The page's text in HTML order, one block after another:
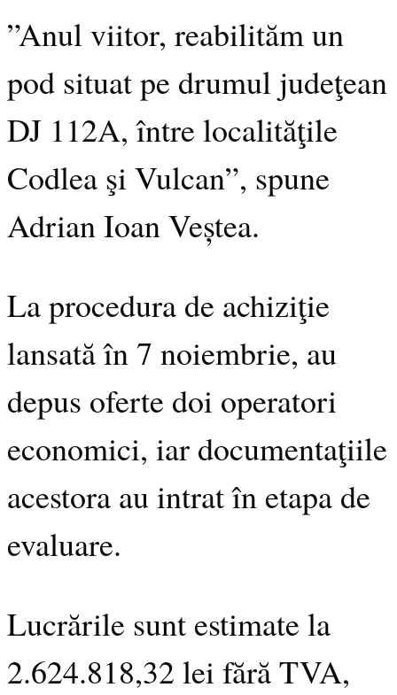
”Anul viitor, reabilităm un
pod situat pe drumul judeţean
DJ 112A, între localităţile
Codlea şi Vulcan”, spune
Adrian Ioan Veștea.
La procedura de achiziţie
lansată în 7 noiembrie, au
depus oferte doi operatori
economici, iar documentaţiile
acestora au intrat în etapa de
evaluare.
Lucrările sunt estimate la
2.624.818,32 lei fără TVA,